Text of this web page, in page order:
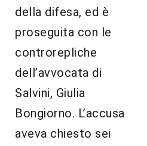
della difesa, ed è
proseguita con le
controrepliche
dell’avvocata di
Salvini, Giulia
Bongiorno. L’accusa
aveva chiesto sei